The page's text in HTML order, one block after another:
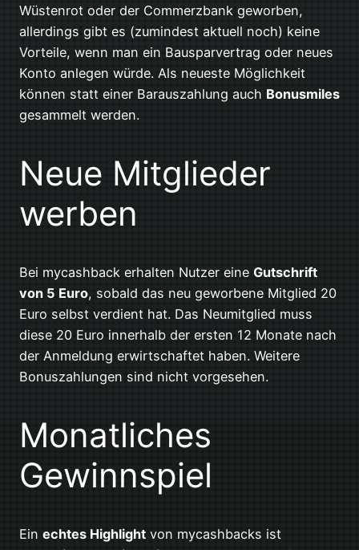
Wüstenrot oder der Commerzbank geworben,
allerdings gibt es (zumindest aktuell noch) keine
Vorteile, wenn man ein Bausparvertrag oder neues
Konto anlegen würde. Als neueste Möglichkeit
können statt einer Barauszahlung auch Bonusmiles
gesammelt werden.
Neue Mitglieder
werben
Bei mycashback erhalten Nutzer eine Gutschrift
von 5 Euro, sobald das neu geworbene Mitglied 20
Euro selbst verdient hat. Das Neumitglied muss
diese 20 Euro innerhalb der ersten 12 Monate nach
der Anmeldung erwirtschaftet haben. Weitere
Bonuszahlungen sind nicht vorgesehen.
Monatliches
Gewinnspiel
Ein echtes Highlight von mycashbacks ist